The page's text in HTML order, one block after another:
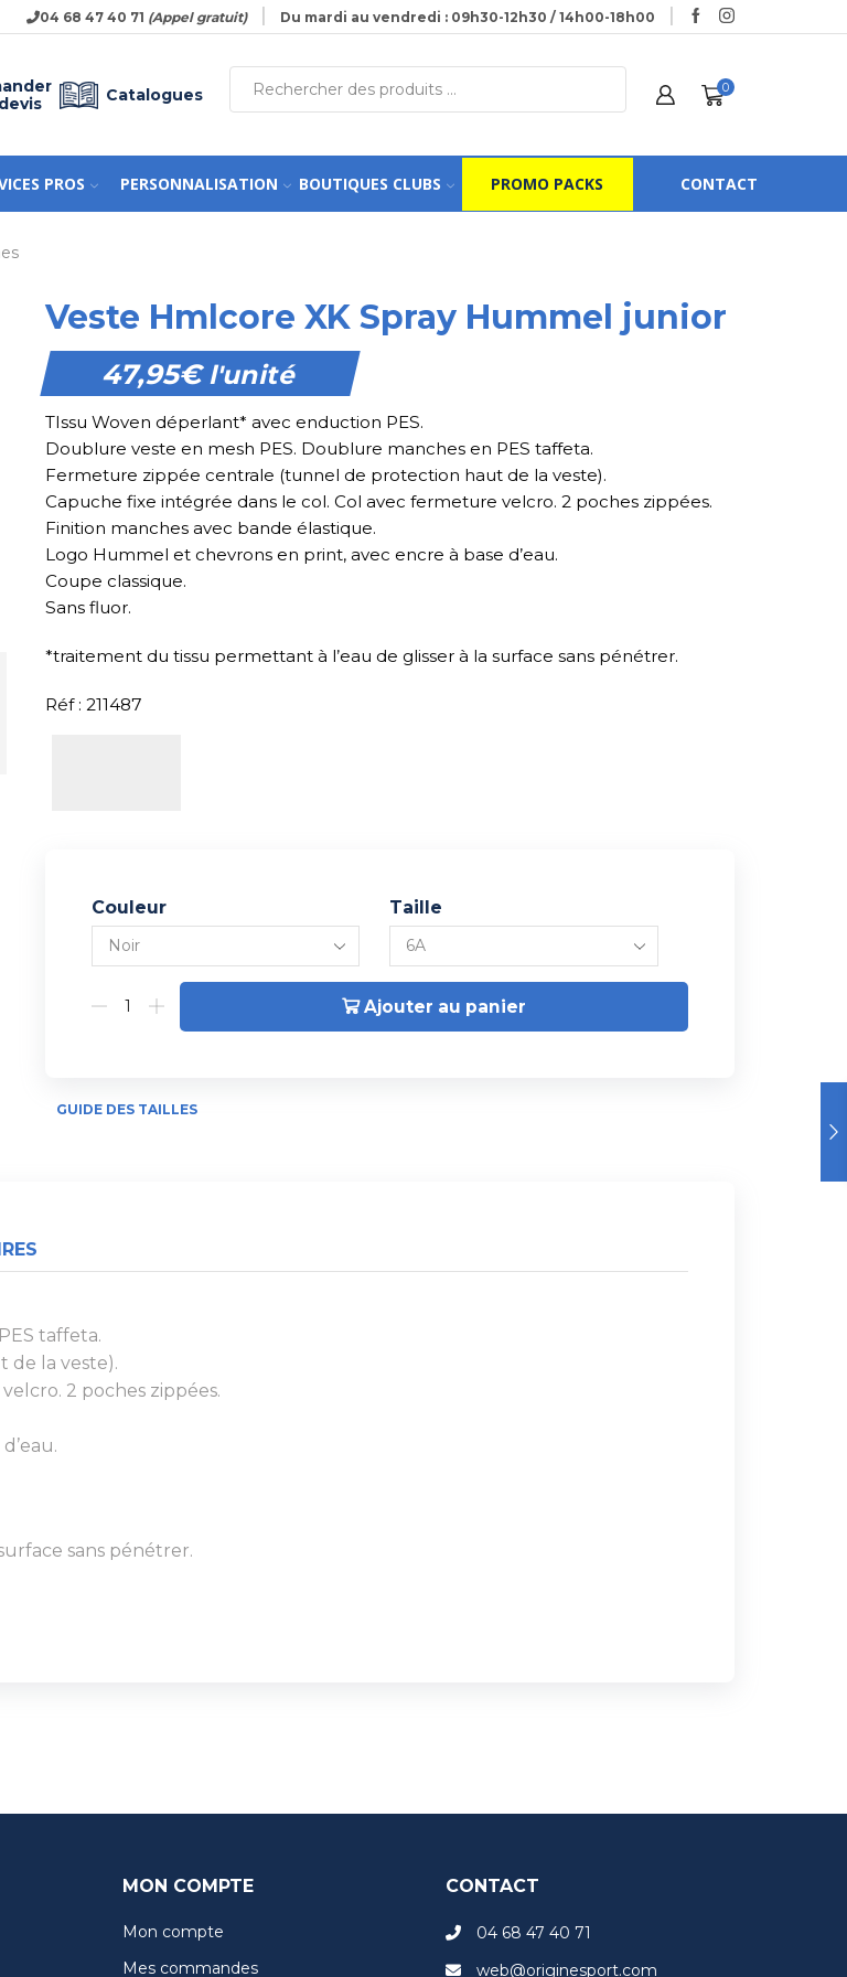
04 68 47 40 71 (Appel gratuit) Du mardi au vendredi : 09h30-12h30 / 14h00-18h00
Catalogues 0
PROS PERSONNALISATION BOUTIQUES CLUBS PROMO PACKS CONTACT
Veste Hmlcore XK Spray Hummel junior
47,95€l'unité
TIssu Woven déperlant* avec enduction PES.
Doublure veste en mesh PES. Doublure manches en PES taffeta.
Fermeture zippée centrale (tunnel de protection haut de la veste).
Capuche fixe intégrée dans le col. Col avec fermeture velcro. 2 poches zippées.
Finition manches avec bande élastique.
Logo Hummel et chevrons en print, avec encre à base d’eau.
Coupe classique.
Sans fluor.
*traitement du tissu permettant à l’eau de glisser à la surface sans pénétrer.
Réf : 211487
Couleur Taille
Ajouter au panier
GUIDE DES TAILLES
taffeta.
de la veste).
2 poches zippées.
sans pénétrer.
MON COMPTE
Mon compte
Mes commandes
CONTACT
04 68 47 40 71
web@originesport.com